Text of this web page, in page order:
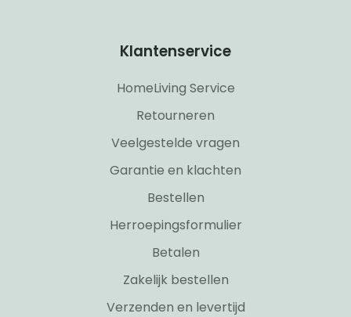
Klantenservice
HomeLiving Service
Retourneren
Veelgestelde vragen
Garantie en klachten
Bestellen
Herroepingsformulier
Betalen
Zakelijk bestellen
Verzenden en levertijd